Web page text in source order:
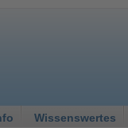
Wissenswertes